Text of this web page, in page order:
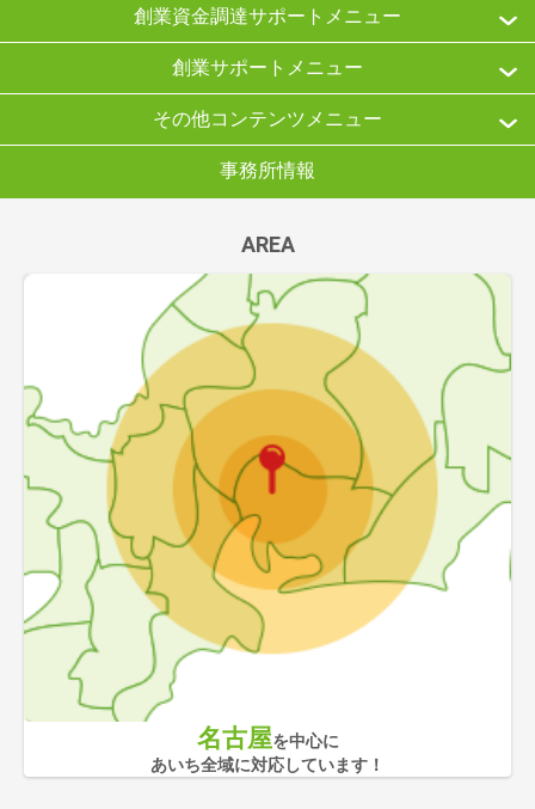
創業資金調達サポートメニュー
創業サポートメニュー
その他コンテンツメニュー
事務所情報
AREA
名古屋を中心に
あいち全域に対応しています！